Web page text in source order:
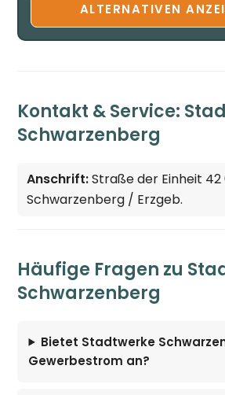
ALTERNATIVEN
Kontakt & Service:
Schwarzenberg
Anschrift:Straße der Einheit
Schwarzenberg / Erzgeb.
Häufige Fragen zu
Schwarzenberg
Bietet Stadtwerke
Gewerbestrom an?